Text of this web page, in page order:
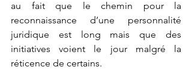
au fait que le chemin pour la
reconnaissance d’une personnalité
juridique est long mais que des
initiatives voient le jour malgré la
réticence de certains.